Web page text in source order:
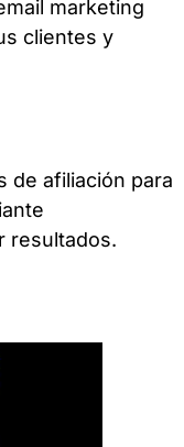
marketing
clientes y
de afiliación para
resultados.